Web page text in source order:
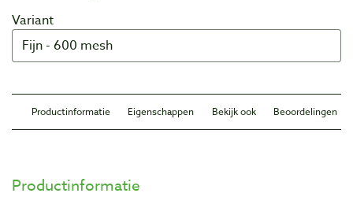
Variant
Productinformatie Eigenschappen Bekijk ook Beoordelingen
Productinformatie